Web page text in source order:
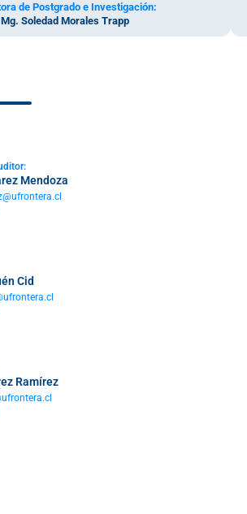
de Postgrado e Investigación:
Mg. Soledad Morales Trapp
Mendoza
Cid
Ramírez